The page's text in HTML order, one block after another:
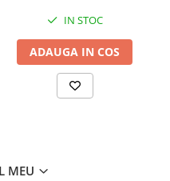
IN STOC
ADAUGA IN COS
MEU